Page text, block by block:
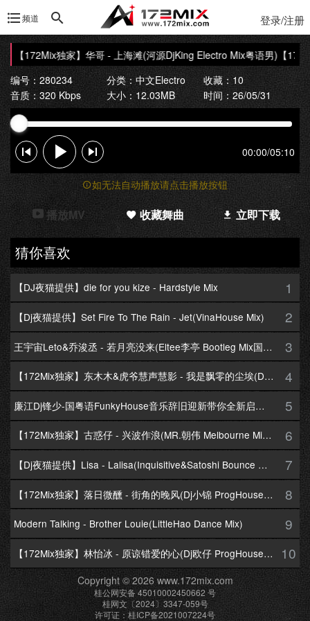
频道 登录/注册
【172Mix独家】华哥 - 上海滩(河源DjKing Electro Mix粤语男)【
编号：280234
分类：中文Electro
收藏：10
音质：320 Kbps
大小：12.03MB 时间：26/05/31
00:00/05:10
如无法自动播放请点击播放按钮
播放MV 收藏舞曲 立即下载
猜你喜欢
【DJ夜猫提供】die for you kize - Hardstyle Mix 1
【Dj夜猫提供】Set Fire To The Rain - Jet(VinaHouse Mix) 2
王宇宙Leto&乔浚丞 - 若月亮没来(Eltee李亭 Bootleg Mix国语合唱) 3
【172Mix独家】东木木&虎爷慧声慧影 - 我是飘零的尘埃(Dj十三 Melbourne Mix国语男) 4
廉江Dj锋少-国粤语FunkyHouse音乐辞旧迎新带你全新启航跨年专辑172Mix串烧 5
【172Mix独家】古惑仔 - 兴波作浪(MR.朝伟 Melbourne Mix粤语男) 6
【Dj夜猫提供】Lisa - Lalisa(Inquisitive&Satoshi Bounce Mix) 7
【172Mix独家】落日微醺 - 街角的晚风(Dj小锦 ProgHouse Mix粤语女) 8
Modern Talking - Brother Louie(LittleHao Dance Mix) 9
【172Mix独家】林怡冰 - 原谅错爱的心(Dj欧仔 ProgHouse Mix粤语女) 10
Copyright © 2026 www.172mix.com
桂公网安备 45010002450662 号
桂网文〔2024〕3347-059号
许可证：桂ICP备2021007224号